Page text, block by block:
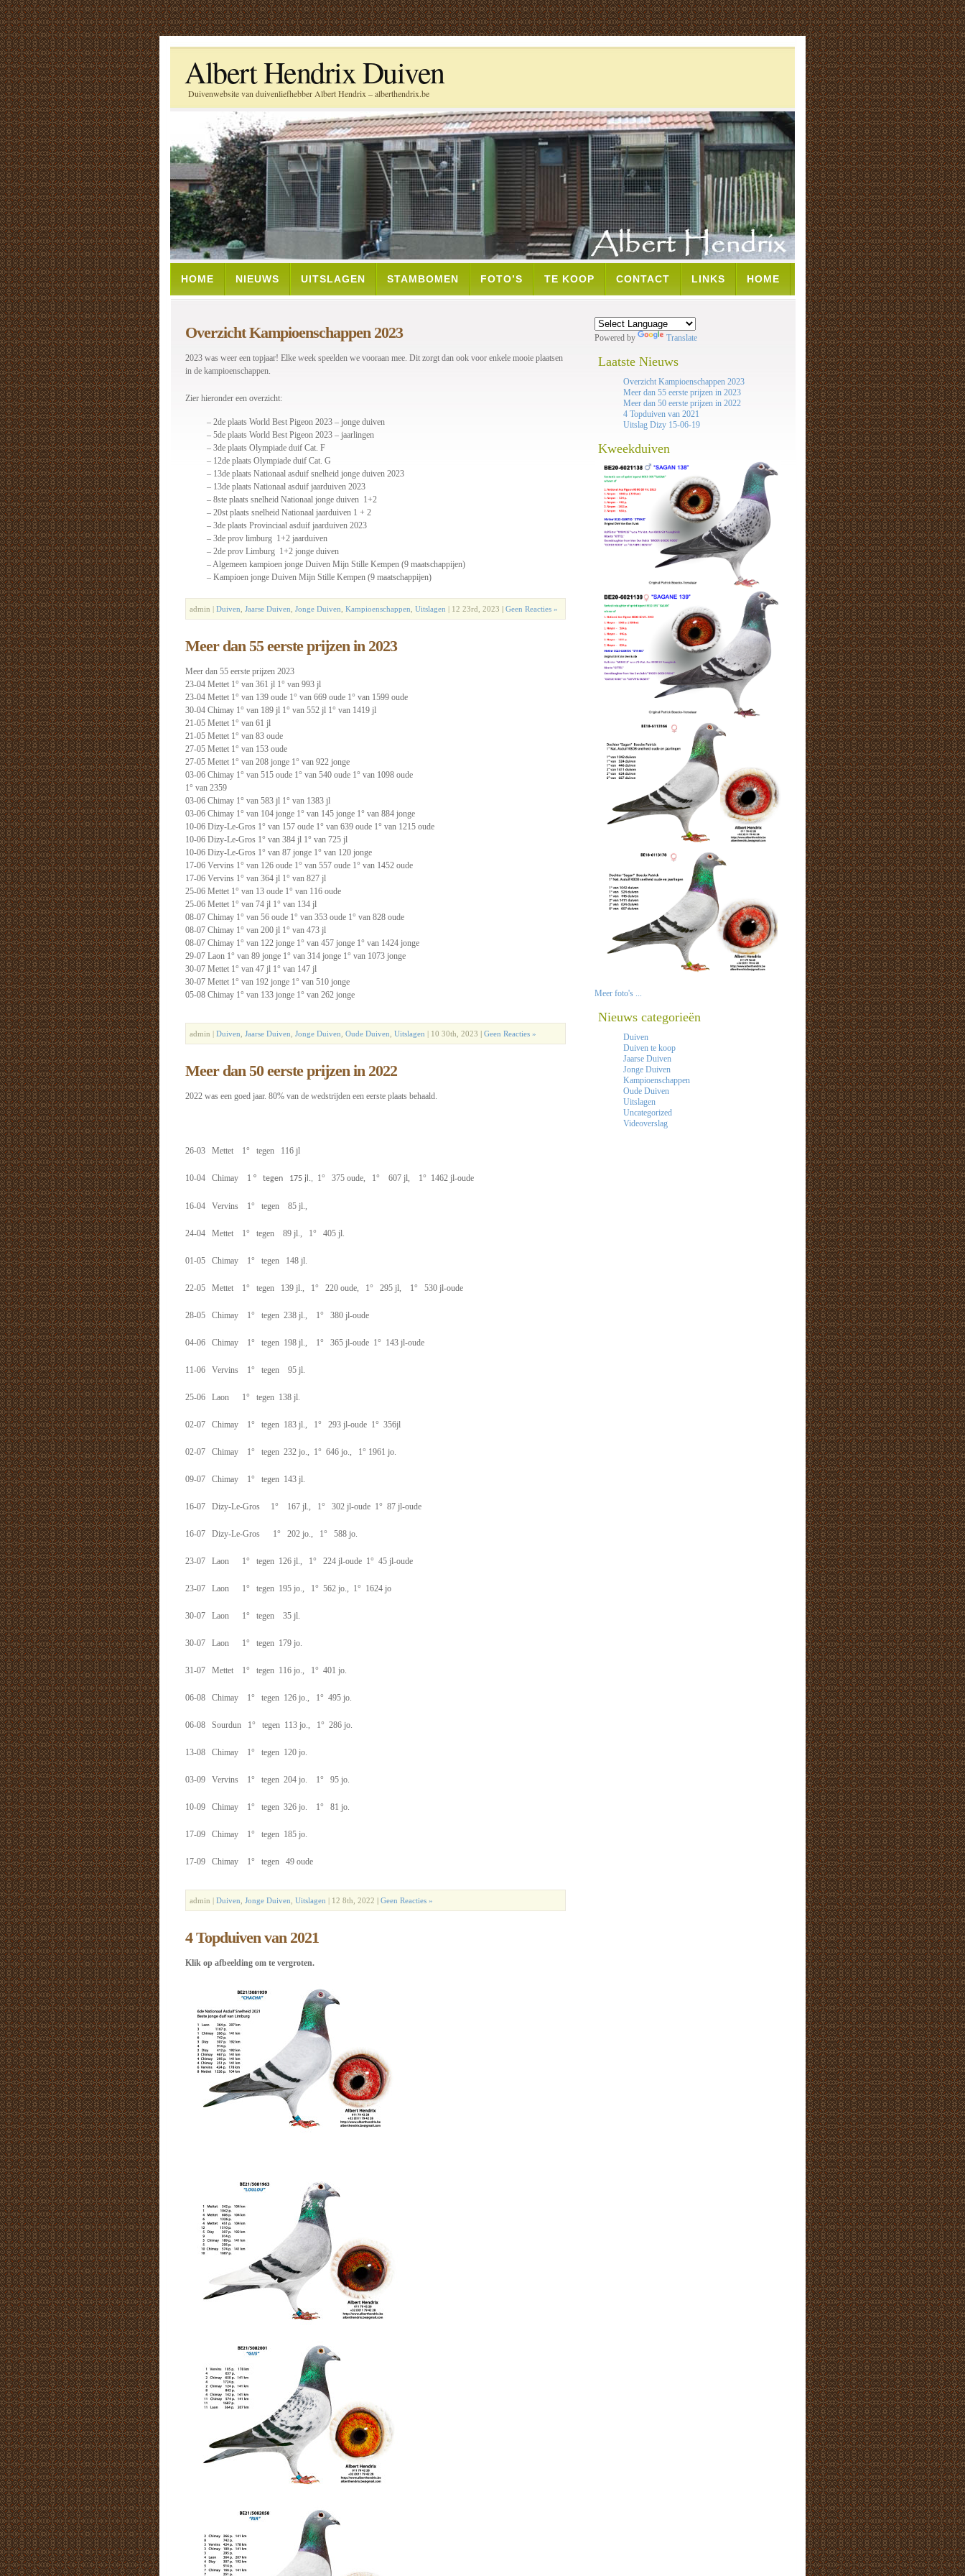
Albert Hendrix Duiven
Duivenwebsite van duivenliefhebber Albert Hendrix – alberthendrix.be
HOME NIEUWS UITSLAGEN STAMBOMEN FOTO’S TE KOOP CONTACT LINKS HOME
Overzicht Kampioenschappen 2023
2023 was weer een topjaar! Elke week speelden we vooraan mee. Dit zorgt dan ook voor enkele mooie plaatsen
in de kampioenschappen.
Zier hieronder een overzicht:
– 2de plaats World Best Pigeon 2023 – jonge duiven
– 5de plaats World Best Pigeon 2023 – jaarlingen
– 3de plaats Olympiade duif Cat. F
– 12de plaats Olympiade duif Cat. G
– 13de plaats Nationaal asduif snelheid jonge duiven 2023
– 13de plaats Nationaal asduif jaarduiven 2023
– 8ste plaats snelheid Nationaal jonge duiven 1+2
– 20st plaats snelheid Nationaal jaarduiven 1 + 2
– 3de plaats Provinciaal asduif jaarduiven 2023
– 3de prov limburg 1+2 jaarduiven
– 2de prov Limburg 1+2 jonge duiven
– Algemeen kampioen jonge Duiven Mijn Stille Kempen (9 maatschappijen)
– Kampioen jonge Duiven Mijn Stille Kempen (9 maatschappijen)
admin | Duiven Jaarse Duiven Jonge Duiven Kampioenschappen Uitslagen | 12 23rd, 2023 | Geen Reacties »
Meer dan 55 eerste prijzen in 2023
Meer dan 55 eerste prijzen 2023
23-04 Mettet 1° van 361 jl 1° van 993 jl
23-04 Mettet 1° van 139 oude 1° van 669 oude 1° van 1599 oude
30-04 Chimay 1° van 189 jl 1° van 552 jl 1° van 1419 jl
21-05 Mettet 1° van 61 jl
21-05 Mettet 1° van 83 oude
27-05 Mettet 1° van 153 oude
27-05 Mettet 1° van 208 jonge 1° van 922 jonge
03-06 Chimay 1° van 515 oude 1° van 540 oude 1° van 1098 oude
1° van 2359
03-06 Chimay 1° van 583 jl 1° van 1383 jl
03-06 Chimay 1° van 104 jonge 1° van 145 jonge 1° van 884 jonge
10-06 Dizy-Le-Gros 1° van 157 oude 1° van 639 oude 1° van 1215 oude
10-06 Dizy-Le-Gros 1° van 384 jl 1° van 725 jl
10-06 Dizy-Le-Gros 1° van 87 jonge 1° van 120 jonge
17-06 Vervins 1° van 126 oude 1° van 557 oude 1° van 1452 oude
17-06 Vervins 1° van 364 jl 1° van 827 jl
25-06 Mettet 1° van 13 oude 1° van 116 oude
25-06 Mettet 1° van 74 jl 1° van 134 jl
08-07 Chimay 1° van 56 oude 1° van 353 oude 1° van 828 oude
08-07 Chimay 1° van 200 jl 1° van 473 jl
08-07 Chimay 1° van 122 jonge 1° van 457 jonge 1° van 1424 jonge
29-07 Laon 1° van 89 jonge 1° van 314 jonge 1° van 1073 jonge
30-07 Mettet 1° van 47 jl 1° van 147 jl
30-07 Mettet 1° van 192 jonge 1° van 510 jonge
05-08 Chimay 1° van 133 jonge 1° van 262 jonge
admin | Duiven Jaarse Duiven Jonge Duiven Oude Duiven Uitslagen | 10 30th, 2023 | Geen Reacties »
Meer dan 50 eerste prijzen in 2022
2022 was een goed jaar. 80% van de wedstrijden een eerste plaats behaald.
26-03 Mettet 1° tegen 116 jl
10-04 Chimay 1 ° tegen 175 jl., 1° 375 oude, 1° 607 jl, 1° 1462 jl-oude
16-04 Vervins 1° tegen 85 jl.,
24-04 Mettet 1° tegen 89 jl., 1° 405 jl.
01-05 Chimay 1° tegen 148 jl.
22-05 Mettet 1° tegen 139 jl., 1° 220 oude, 1° 295 jl, 1° 530 jl-oude
28-05 Chimay 1° tegen 238 jl., 1° 380 jl-oude
04-06 Chimay 1° tegen 198 jl., 1° 365 jl-oude 1° 143 jl-oude
11-06 Vervins 1° tegen 95 jl.
25-06 Laon 1° tegen 138 jl.
02-07 Chimay 1° tegen 183 jl., 1° 293 jl-oude 1° 356jl
02-07 Chimay 1° tegen 232 jo., 1° 646 jo., 1° 1961 jo.
09-07 Chimay 1° tegen 143 jl.
16-07 Dizy-Le-Gros 1° 167 jl., 1° 302 jl-oude 1° 87 jl-oude
16-07 Dizy-Le-Gros 1° 202 jo., 1° 588 jo.
23-07 Laon 1° tegen 126 jl., 1° 224 jl-oude 1° 45 jl-oude
23-07 Laon 1° tegen 195 jo., 1° 562 jo., 1° 1624 jo
30-07 Laon 1° tegen 35 jl.
30-07 Laon 1° tegen 179 jo.
31-07 Mettet 1° tegen 116 jo., 1° 401 jo.
06-08 Chimay 1° tegen 126 jo., 1° 495 jo.
06-08 Sourdun 1° tegen 113 jo., 1° 286 jo.
13-08 Chimay 1° tegen 120 jo.
03-09 Vervins 1° tegen 204 jo. 1° 95 jo.
10-09 Chimay 1° tegen 326 jo. 1° 81 jo.
17-09 Chimay 1° tegen 185 jo.
17-09 Chimay 1° tegen 49 oude
admin | Duiven Jonge Duiven Uitslagen | 12 8th, 2022 | Geen Reacties »
4 Topduiven van 2021
Klik op afbeelding om te vergroten.
Powered by Translate
Laatste Nieuws
Overzicht Kampioenschappen 2023
Meer dan 55 eerste prijzen in 2023
Meer dan 50 eerste prijzen in 2022
4 Topduiven van 2021
Uitslag Dizy 15-06-19
Kweekduiven
Meer foto's ...
Nieuws categorieën
Duiven
Duiven te koop
Jaarse Duiven
Jonge Duiven
Kampioenschappen
Oude Duiven
Uitslagen
Uncategorized
Videoverslag